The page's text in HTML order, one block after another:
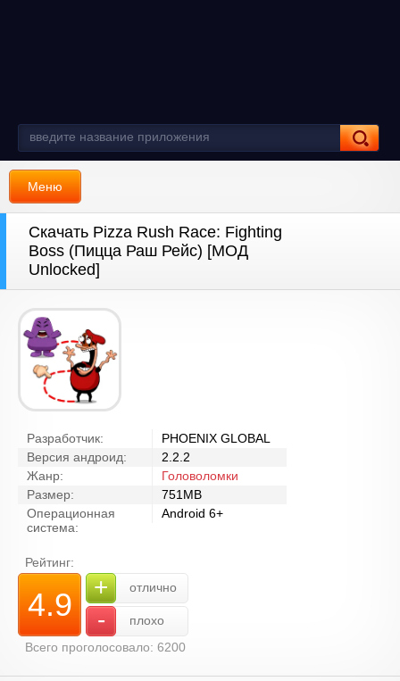
Меню
Скачать Pizza Rush Race: Fighting
Boss (Пицца Раш Рейс) [МОД
Unlocked]
Разработчик:
PHOENIX GLOBAL
Версия андроид:
2.2.2
Жанр:
Головоломки
Размер:
751MB
Операционная
система:
Android 6+
Рейтинг:
4.9 + отлично
-
плохо
Всего проголосовало: 6200